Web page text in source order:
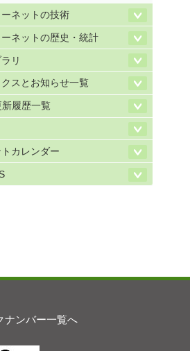
ネットの技術
ネットの歴史・統計
リ
クスとお知らせ一覧
履歴一覧
カレンダー
ナンバー一覧へ